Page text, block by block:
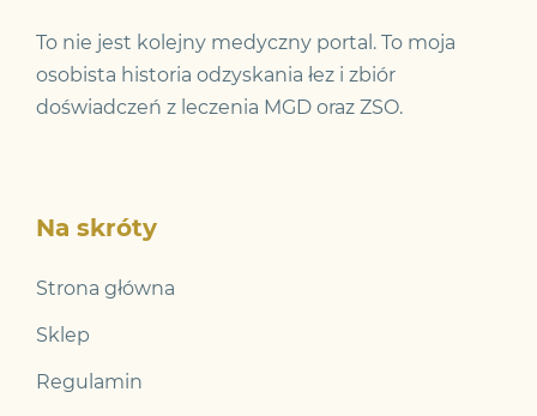
To nie jest kolejny medyczny portal. To moja
osobista historia odzyskania łez i zbiór
doświadczeń z leczenia MGD oraz ZSO.
Na skróty
Strona główna
Sklep
Regulamin